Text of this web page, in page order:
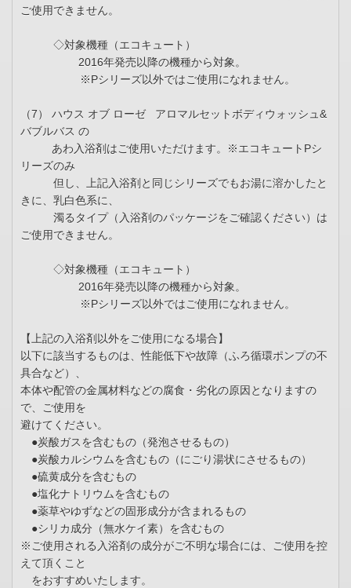
ご使用できません。
◇対象機種（エコキュート）
2016年発売以降の機種から対象。
※Pシリーズ以外ではご使用になれません。
（7） ハウス オブ ローゼ アロマルセットボディウォッシュ&
バブルバス の
あわ入浴剤はご使用いただけます。※エコキュートPシ
リーズのみ
但し、上記入浴剤と同じシリーズでもお湯に溶かしたと
きに、乳白色系に、
濁るタイプ（入浴剤のパッケージをご確認ください）は
ご使用できません。
◇対象機種（エコキュート）
2016年発売以降の機種から対象。
※Pシリーズ以外ではご使用になれません。
【上記の入浴剤以外をご使用になる場合】
以下に該当するものは、性能低下や故障（ふろ循環ポンプの不
具合など）、
本体や配管の金属材料などの腐食・劣化の原因となりますの
で、ご使用を
避けてください。
●炭酸ガスを含むもの（発泡させるもの）
●炭酸カルシウムを含むもの（にごり湯状にさせるもの）
●硫黄成分を含むもの
●塩化ナトリウムを含むもの
●薬草やゆずなどの固形成分が含まれるもの
●シリカ成分（無水ケイ素）を含むもの
※ご使用される入浴剤の成分がご不明な場合には、ご使用を控
えて頂くこと
をおすすめいたします。